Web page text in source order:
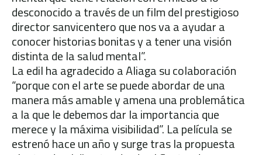
desconocido a través de un film del prestigioso
director sanvicentero que nos va a ayudar a
conocer historias bonitas y a tener una visión
distinta de la salud mental”.
La edil ha agradecido a Aliaga su colaboración
“porque con el arte se puede abordar de una
manera más amable y amena una problemática
a la que le debemos dar la importancia que
merece y la máxima visibilidad”. La película se
estrenó hace un año y surge tras la propuesta